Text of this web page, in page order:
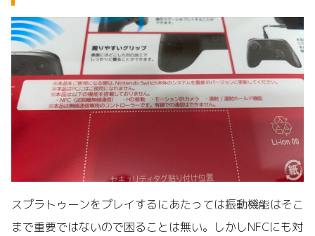
スプラトゥーンをプレイするにあたっては振動機能はそこ
まで重要ではないので困ることは無い。しかしNFCにも対